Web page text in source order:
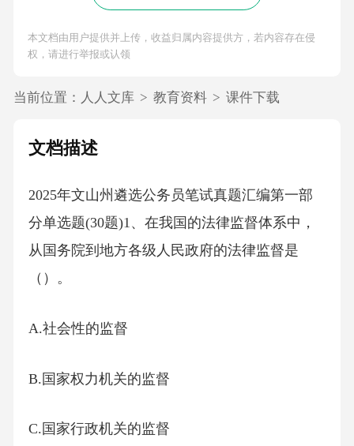
本文档由用户提供并上传，收益归属内容提供方，若内容存在侵
权，请进行举报或认领
当前位置： 人人文库 > 教育资料 > 课件下载
文档描述
2025年文山州遴选公务员笔试真题汇编第一部
分单选题(30题)1、在我国的法律监督体系中，
从国务院到地方各级人民政府的法律监督是
（）。
A.社会性的监督
B.国家权力机关的监督
C.国家行政机关的监督